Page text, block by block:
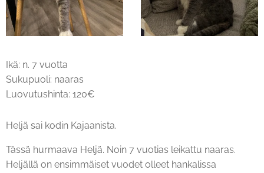
Ikä: n. 7 vuotta
Sukupuoli: naaras
Luovutushinta: 120€
Heljä sai kodin Kajaanista.
Tässä hurmaava Heljä. Noin 7 vuotias leikattu naaras.
Heljällä on ensimmäiset vuodet olleet hankalissa